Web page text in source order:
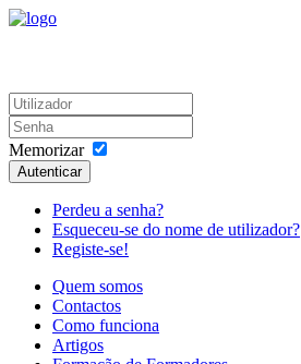
Memorizar
Autenticar
Perdeu a senha?
Esqueceu-se do nome de utilizador?
Registe-se!
Quem somos
Contactos
Como funciona
Artigos